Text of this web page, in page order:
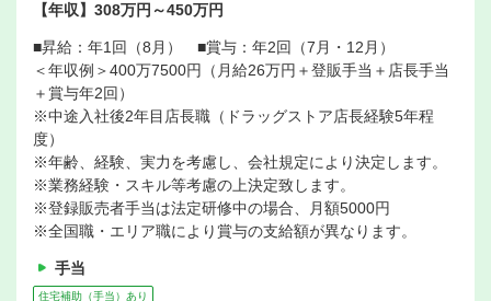
【年収】308万円～450万円
■昇給：年1回（8月） ■賞与：年2回（7月・12月）
＜年収例＞400万7500円（月給26万円＋登販手当＋店長手当
＋賞与年2回）
※中途入社後2年目店長職（ドラッグストア店長経験5年程
度）
※年齢、経験、実力を考慮し、会社規定により決定します。
※業務経験・スキル等考慮の上決定致します。
※登録販売者手当は法定研修中の場合、月額5000円
※全国職・エリア職により賞与の支給額が異なります。
手当
住宅補助（手当）あり